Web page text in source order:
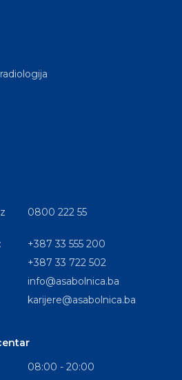
0800 222 55
+387 33 555 200
+387 33 722 502
info@asabolnica.ba
karijere@asabolnica.ba
08:00 - 20:00